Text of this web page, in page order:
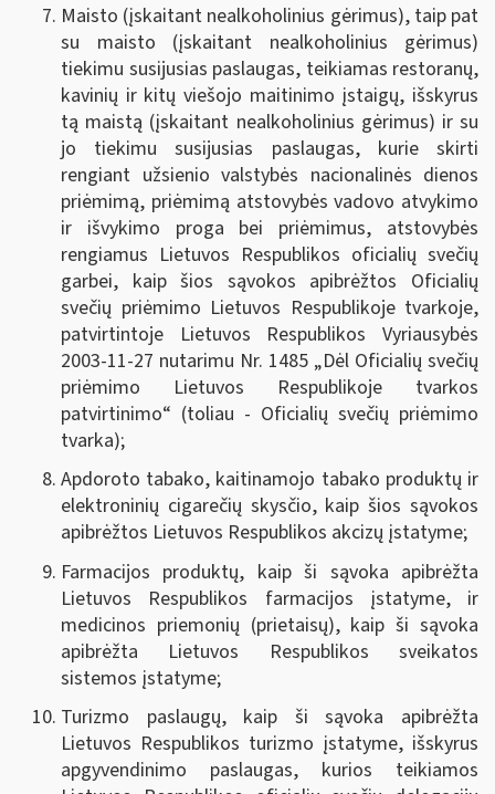
Maisto (įskaitant nealkoholinius gėrimus), taip pat
su maisto (įskaitant nealkoholinius gėrimus)
tiekimu susijusias paslaugas, teikiamas restoranų,
kavinių ir kitų viešojo maitinimo įstaigų, išskyrus
tą maistą (įskaitant nealkoholinius gėrimus) ir su
jo tiekimu susijusias paslaugas, kurie skirti
rengiant užsienio valstybės nacionalinės dienos
priėmimą, priėmimą atstovybės vadovo atvykimo
ir išvykimo proga bei priėmimus, atstovybės
rengiamus Lietuvos Respublikos oficialių svečių
garbei, kaip šios sąvokos apibrėžtos Oficialių
svečių priėmimo Lietuvos Respublikoje tvarkoje,
patvirtintoje Lietuvos Respublikos Vyriausybės
2003-11-27 nutarimu Nr. 1485 „Dėl Oficialių svečių
priėmimo Lietuvos Respublikoje tvarkos
patvirtinimo“ (toliau - Oficialių svečių priėmimo
tvarka);
Apdoroto tabako, kaitinamojo tabako produktų ir
elektroninių cigarečių skysčio, kaip šios sąvokos
apibrėžtos Lietuvos Respublikos akcizų įstatyme;
Farmacijos produktų, kaip ši sąvoka apibrėžta
Lietuvos Respublikos farmacijos įstatyme, ir
medicinos priemonių (prietaisų), kaip ši sąvoka
apibrėžta Lietuvos Respublikos sveikatos
sistemos įstatyme;
Turizmo paslaugų, kaip ši sąvoka apibrėžta
Lietuvos Respublikos turizmo įstatyme, išskyrus
apgyvendinimo paslaugas, kurios teikiamos